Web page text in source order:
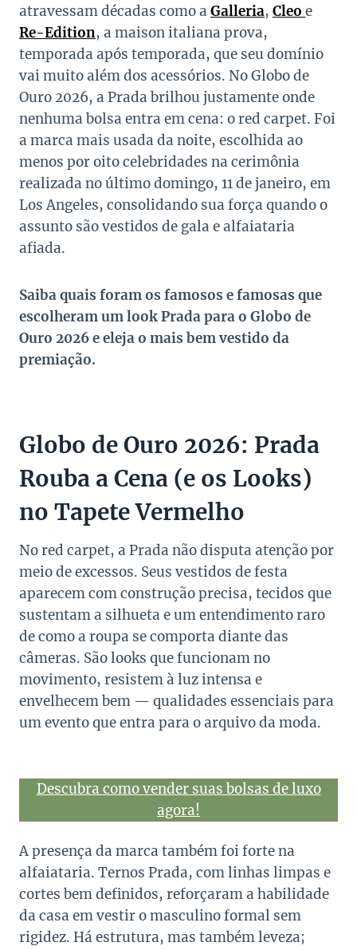
atravessam décadas como a Galleria, Cleo e
Re-Edition, a maison italiana prova,
temporada após temporada, que seu domínio
vai muito além dos acessórios. No Globo de
Ouro 2026, a Prada brilhou justamente onde
nenhuma bolsa entra em cena: o red carpet. Foi
a marca mais usada da noite, escolhida ao
menos por oito celebridades na cerimônia
realizada no último domingo, 11 de janeiro, em
Los Angeles, consolidando sua força quando o
assunto são vestidos de gala e alfaiataria
afiada.
Saiba quais foram os famosos e famosas que
escolheram um look Prada para o Globo de
Ouro 2026 e eleja o mais bem vestido da
premiação.
Globo de Ouro 2026: Prada
Rouba a Cena (e os Looks)
no Tapete Vermelho
No red carpet, a Prada não disputa atenção por
meio de excessos. Seus vestidos de festa
aparecem com construção precisa, tecidos que
sustentam a silhueta e um entendimento raro
de como a roupa se comporta diante das
câmeras. São looks que funcionam no
movimento, resistem à luz intensa e
envelhecem bem — qualidades essenciais para
um evento que entra para o arquivo da moda.
Descubra como vender suas bolsas de luxo
agora!
A presença da marca também foi forte na
alfaiataria. Ternos Prada, com linhas limpas e
cortes bem definidos, reforçaram a habilidade
da casa em vestir o masculino formal sem
rigidez. Há estrutura, mas também leveza;